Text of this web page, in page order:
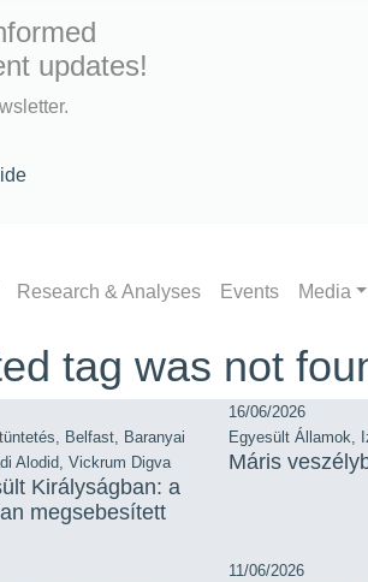
updates!
Research & Analyses Events Media
tag was not
tüntetés, Belfast, Baranyai
Alodid, Vickrum Digva
Királyságban: a
megsebesített
16/06/2026
Egyesült Államok,
Máris
11/06/2026